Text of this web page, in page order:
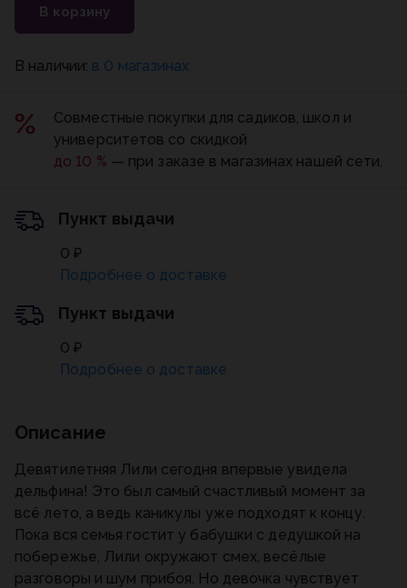
Описание
Девятилетняя Лили сегодня впервые увидела
дельфина! Это был самый счастливый момент за
всё лето, а ведь каникулы уже подходят к концу.
Пока вся семья гостит у бабушки с дедушкой на
побережье, Лили окружают смех, весёлые
разговоры и шум прибоя. Но девочка чувствует
В корзину
В наличии: в 0 магазинах
Совместные покупки для садиков, школ и
университетов со скидкой
до 10 % — при заказе в магазинах нашей сети.
Пункт выдачи
0 ₽
Подробнее о доставке
Пункт выдачи
0 ₽
Подробнее о доставке